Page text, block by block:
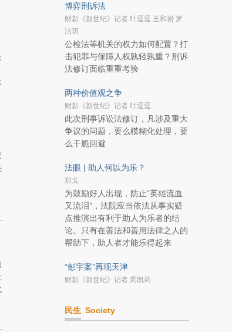
博弈刑诉法
财新《新世纪》记者 叶逗逗 王和岩 罗
洁琪
公检法等机关的权力如何配置？打
击犯罪与保障人权孰轻孰重？刑诉
法修订面临重重考验
两种价值观之争
财新《新世纪》记者 叶逗逗
此次刑事诉讼法修订，凡涉及重大
争议的问题，要么模糊化处理，要
么干脆回避
法眼 | 助人何以为乐？
郑戈
为鼓励好人出现，防止“英雄流血
又流泪”，法院应当依法从事实疑
点推演出有利于助人为乐者的结
论。只有在善法和善用法律之人的
帮助下，助人者才能乐得起来
“彭宇案”再现天津
财新《新世纪》记者 周凯莉
民生 Society